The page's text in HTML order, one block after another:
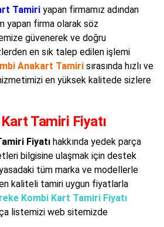
Tamiri yapan firmamız adından
yapan firma olarak söz
güvenerek ve doğru
en sık talep edilen işlemi
Anakart Tamiri sırasında hızlı ve
en yüksek kalitede sizlere
Tamiri Fiyatı
Fiyatı hakkında yedek parça
bilgisine ulaşmak için destek
tüm marka ve modellerle
kaliteli tamiri uygun fiyatlarla
Kombi Kart Tamiri Fiyatı
listemizi web sitemizde